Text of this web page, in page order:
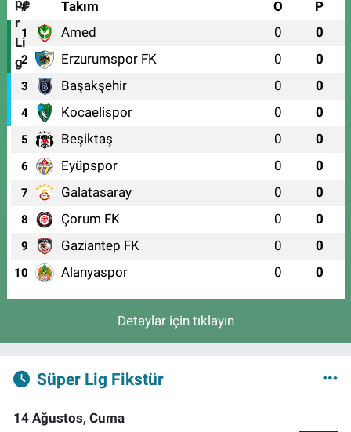
# Takım O P
1 Amed 0 0
2 Erzurumspor FK 0 0
3 Başakşehir 0 0
4 Kocaelispor 0 0
5 Beşiktaş 0 0
6 Eyüpspor 0 0
7 Galatasaray 0 0
8 Çorum FK 0 0
9 Gaziantep FK 0 0
10 Alanyaspor 0 0
Detaylar için tıklayın
Süper Lig Fikstür
14 Ağustos, Cuma